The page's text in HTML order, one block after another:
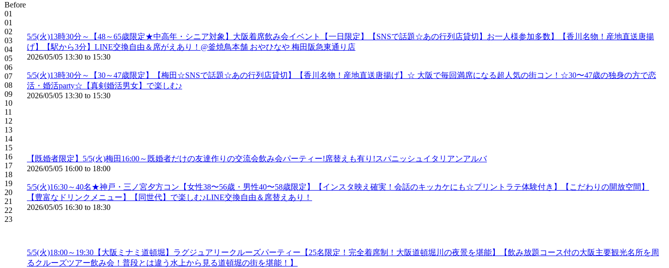
Before
01
01
02
03
04
05
06
07
08
09
10
11
12
13
14
15
16
17
18
19
20
21
22
23
5/5(火)13時30分～【48～65歳限定★中高年・シニア対象】大阪着席飲み会イベント【一日限定】【SNSで話題☆あの行列店貸切】お一人様参加多数】【香川名物！産地直送唐揚
げ】【駅から3分】LINE交換自由＆席がえあり！@釜焼鳥本舗 おやひなや 梅田阪急東通り店
2026/05/05 13:30 to 15:30
5/5(火)13時30分～【30～47歳限定】【梅田☆SNSで話題☆あの行列店貸切】【香川名物！産地直送唐揚げ】☆ 大阪で毎回満席になる超人気の街コン！☆30〜47歳の独身の方で恋
活・婚活party☆【真剣婚活男女】で楽しむ♪
2026/05/05 13:30 to 15:30
【既婚者限定】5/5(火)梅田16:00～既婚者だけの友達作りの交流会飲み会パーティー!席替えも有り!スパニッシュイタリアンアルバ
2026/05/05 16:00 to 18:00
5/5(火)16:30～40名★神戸・三ノ宮夕方コン【女性38〜56歳・男性40〜58歳限定】【インスタ映え確実！会話のキッカケにも☆プリントラテ体験付き】【こだわりの開放空間】
【豊富なドリンクメニュー】【同世代】で楽しむ♪LINE交換自由＆席替えあり！
2026/05/05 16:30 to 18:30
5/5(火)18:00～19:30【大阪ミナミ道頓堀】ラグジュアリークルーズパーティー【25名限定！完全着席制！大阪道頓堀川の夜景を堪能】【飲み放題コース付の大阪主要観光名所を周
るクルーズツアー飲み会！普段とは違う水上から見る道頓堀の街を堪能！】